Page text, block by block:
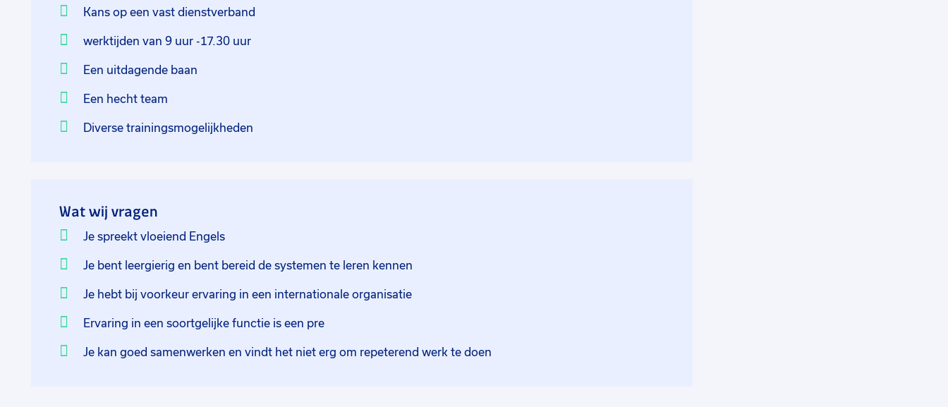
bijgehouden en alles altijd terug te vinden is.
Kans op een vast dienstverband
werktijden van 9 uur -17.30 uur
Een uitdagende baan
Een hecht team
Diverse trainingsmogelijkheden
Wat wij vragen
Je spreekt vloeiend Engels
Je bent leergierig en bent bereid de systemen te leren kennen
Je hebt bij voorkeur ervaring in een internationale organisatie
Ervaring in een soortgelijke functie is een pre
Je kan goed samenwerken en vindt het niet erg om repeterend werk te doen